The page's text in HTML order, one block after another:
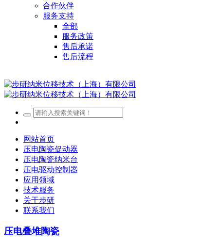
合作伙伴
服务支持
全部
服务政策
售后承诺
售后流程
网站首页
压电陶瓷促动器
压电陶瓷纳米台
压电驱动控制器
应用领域
技术服务
关于步研
联系我们
压电叠堆陶瓷